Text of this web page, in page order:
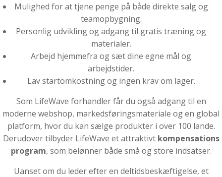
Mulighed for at tjene penge på både direkte salg og
teamopbygning.
Personlig udvikling og adgang til gratis træning og
materialer.
Arbejd hjemmefra og sæt dine egne mål og
arbejdstider.
Lav startomkostning og ingen krav om lager.
Som LifeWave forhandler får du også adgang til en
moderne webshop, markedsføringsmateriale og en global
platform, hvor du kan sælge produkter i over 100 lande.
Derudover tilbyder LifeWave et attraktivt kompensations
program, som belønner både små og store indsatser.
Uanset om du leder efter en deltidsbeskæftigelse, et